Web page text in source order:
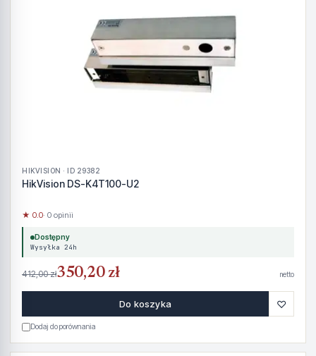
HIKVISION · ID 29382
HikVision DS-K4T100-U2
★ 0.0· 0 opinii
Dostępny
Wysyłka 24h
412,00 zł350,20 zł netto
Do koszyka ♡
Dodaj do porównania